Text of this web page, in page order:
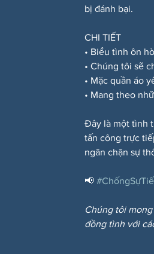
bị đánh bại.
CHI TIẾT
• Biểu tình ôn
• Chúng tôi sẽ
• Mặc quần áo
• Mang theo
Đây là một tình
tấn công trực
ngăn chặn sự
📢
Chúng tôi
đồng tình với